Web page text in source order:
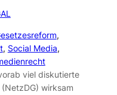
, Social Media
viel diskutierte
wirksam